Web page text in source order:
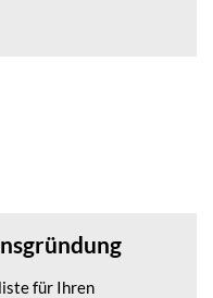
für Ihren